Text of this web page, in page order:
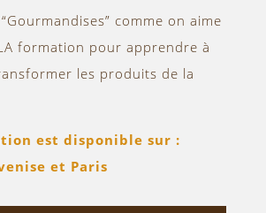
comme on aime
formation pour apprendre à
les produits de la
est disponible sur :
et Paris